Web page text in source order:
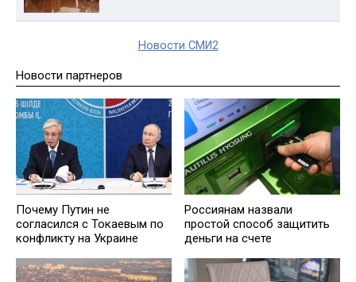
Новости СМИ2
Новости партнеров
Почему Путин не
согласился с Токаевым по
конфликту на Украине
Россиянам назвали
простой способ защитить
деньги на счете